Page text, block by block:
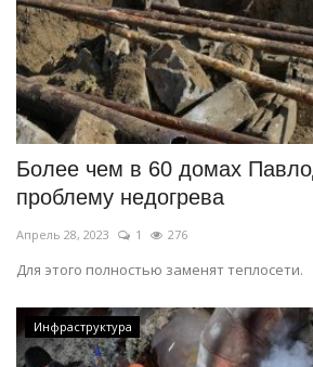
Более чем в 60 домах
проблему недогрева
Апрель 28, 2023 1 276
Для этого полностью заменят теплосети.
Инфраструктура